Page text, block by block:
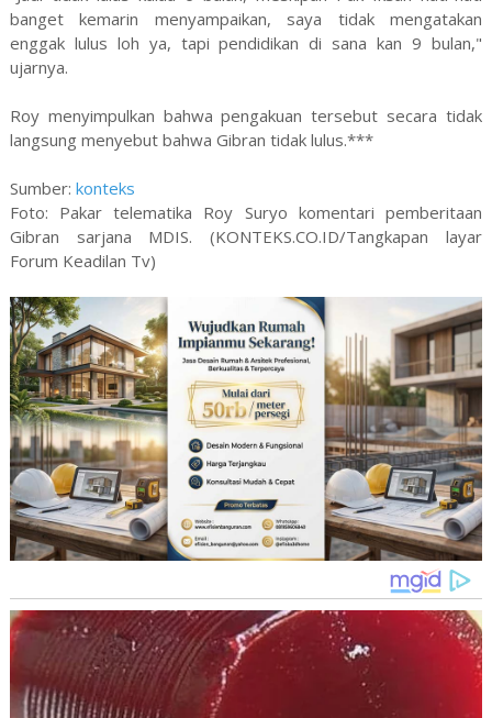
banget kemarin menyampaikan, saya tidak mengatakan
enggak lulus loh ya, tapi pendidikan di sana kan 9 bulan,"
ujarnya.
Roy menyimpulkan bahwa pengakuan tersebut secara tidak
langsung menyebut bahwa Gibran tidak lulus.***
Sumber: konteks
Foto: Pakar telematika Roy Suryo komentari pemberitaan
Gibran sarjana MDIS. (KONTEKS.CO.ID/Tangkapan layar
Forum Keadilan Tv)